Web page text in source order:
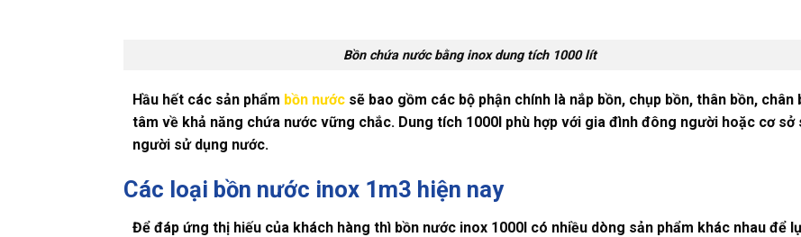
Bồn chứa nước bằng inox dung tích 1000 lít
Hầu hết các sản phẩm bồn nước sẽ bao gồm các bộ phận chính là nắp bồn, chụp bồn, thân bồn,
tâm về khả năng chứa nước vững chắc. Dung tích 1000l phù hợp với gia đình đông người hoặc cơ
người sử dụng nước.
Các loại bồn nước inox 1m3 hiện nay
Để đáp ứng thị hiếu của khách hàng thì bồn nước inox 1000l có nhiều dòng sản phẩm khác nhau để